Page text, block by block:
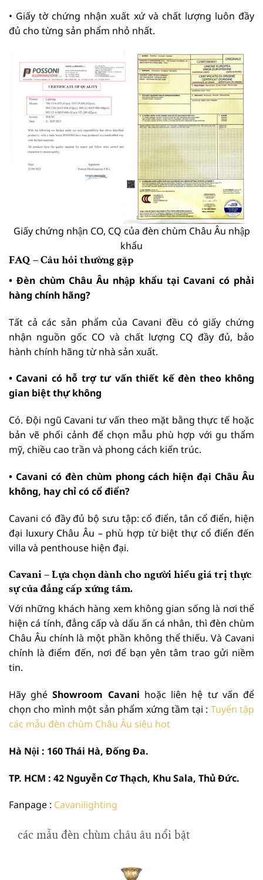
• Giấy tờ chứng nhận xuất xứ và chất lượng luôn đầy
đủ cho từng sản phẩm nhỏ nhất.
Giấy chứng nhận CO, CQ của đèn chùm Châu Âu nhập
khẩu
FAQ – Câu hỏi thường gặp
• Đèn chùm Châu Âu nhập khẩu tại Cavani có phải
hàng chính hãng?
Tất cả các sản phẩm của Cavani đều có giấy chứng
nhận nguồn gốc CO và chất lượng CQ đầy đủ, bảo
hành chính hãng từ nhà sản xuất.
• Cavani có hỗ trợ tư vấn thiết kế đèn theo không
gian biệt thự không
Có. Đội ngũ Cavani tư vấn theo mặt bằng thực tế hoặc
bản vẽ phối cảnh để chọn mẫu phù hợp với gu thẩm
mỹ, chiều cao trần và phong cách kiến trúc.
• Cavani có đèn chùm phong cách hiện đại Châu Âu
không, hay chỉ có cổ điển?
Cavani có đầy đủ bộ sưu tập: cổ điển, tân cổ điển, hiện
đại luxury Châu Âu – phù hợp từ biệt thự cổ điển đến
villa và penthouse hiện đại.
Cavani – Lựa chọn dành cho người hiểu giá trị thực
sự của đẳng cấp xứng tầm.
Với những khách hàng xem không gian sống là nơi thể
hiện cá tính, đẳng cấp và dấu ấn cá nhân, thì đèn chùm
Châu Âu chính là một phần không thể thiếu. Và Cavani
chính là điểm đến, nơi để bạn yên tâm trao gửi niềm
tin.
Hãy ghéShowroom Cavani hoặc liên hệ tư vấn để
chọn cho mình một sản phẩm xứng tầm tại : Tuyển tập
các mẫu đèn chùm Châu Âu siêu hot
Hà Nội : 160 Thái Hà, Đống Đa.
TP. HCM : 42 Nguyễn Cơ Thạch, Khu Sala, Thủ Đức.
Fanpage : Cavanilighting
các mẫu đèn chùm châu âu nổi bật